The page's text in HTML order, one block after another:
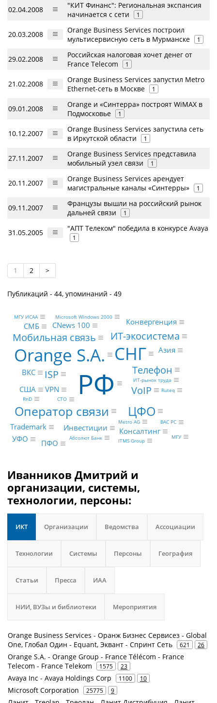
02.04.2008
"КИТ Финанс": Региональная экспансия
начинается с сети
1
20.03.2008
Orange Business Services построил
мультисервисную сеть в Мурманске
1
29.02.2008
Российская налоговая хочет денег от
France Telecom
1
21.02.2008
Orange Business Services запустил Metro
Ethernet-сеть в Москве
1
09.01.2008
Orange и «Синтерра» построят WiMAX в
Подмосковье
1
10.12.2007
Orange Business Services запустила сеть
в Иркутской области
1
27.11.2007
Orange Business Services представила
мобильный узел связи
1
20.11.2007
Orange Business Services арендует
магистральные каналы «Синтерры»
1
09.11.2007
Французы вышли на российский рынок
дальней связи
1
31.05.2005 "АПТ Телеком" победила в конкурсе Avaya
1
1 2 >
Публикаций - 44, упоминаний - 49
РФ
СНГ
Orange S.A.
Оператор связи ЦФО
Мобильная связь ИТ-экосистема
VoIP
Телефон
ISP
VPN
ВКС
Trademark Инвестиции Консалтинг
Конвергенция
США
CNews 100
Азия
УФО ПФО
СМБ
ИТ-рынок труда
CTO
RnD
Абсолют Банк ITMS Group
Metro AG ВАС РС
Microsoft Windows 2000
Ruteq
МГУ ИСАА
МГУ
Иванников Дмитрий и
организации, системы,
технологии, персоны:
ИКТ Организации Ведомства Ассоциации
Технологии Системы Персоны География
Статьи Пресса ИАА
НИИ, ВУЗы и библиотеки Мероприятия
Orange Business Services - Оранж Бизнес Сервисез - Global
One, Глобал Один - Equant, Эквант - Спринт Сеть
621 26
Orange S.A. - Orange Group - France Télécom - France
Telecom - France Telekom
1575 23
Avaya Inc - Avaya Holdings Corp 1100 10
Microsoft Corporation 25775 9